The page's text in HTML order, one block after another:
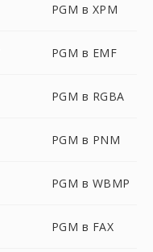
PGM в XPM
PGM в EMF
PGM в RGBA
PGM в PNM
PGM в WBMP
PGM в FAX